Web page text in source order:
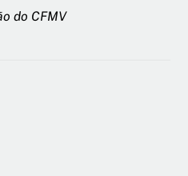
do CFMV